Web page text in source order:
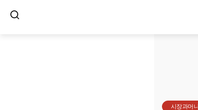
시장과머니